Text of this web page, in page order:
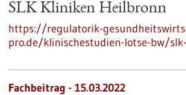
SLK Kliniken Heilbronn
https://regulatorik-
pro.de/klinischestudien-lotse-bw/
Fachbeitrag - 15.03.2022